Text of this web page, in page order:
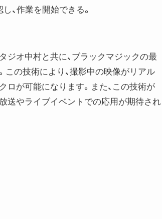
、作業を開始できる。
ジオ中村と共に、ブラックマジックの最
この技術により、撮影中の映像がリアル
ロが可能になります。また、この技術が
送やライブイベントでの応用が期待され